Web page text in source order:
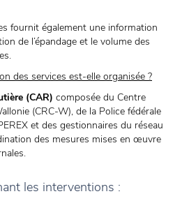
fournit également une information
de l’épandage et le volume des
des services est-elle organisée ?
(CAR) composée du Centre
(CRC-W), de la Police fédérale
et des gestionnaires du réseau
des mesures mises en œuvre
les interventions :